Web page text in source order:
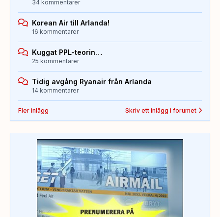
34 kommentarer
Korean Air till Arlanda!
16 kommentarer
Kuggat PPL-teorin…
25 kommentarer
Tidig avgång Ryanair från Arlanda
14 kommentarer
Fler inlägg Skriv ett inlägg i forumet